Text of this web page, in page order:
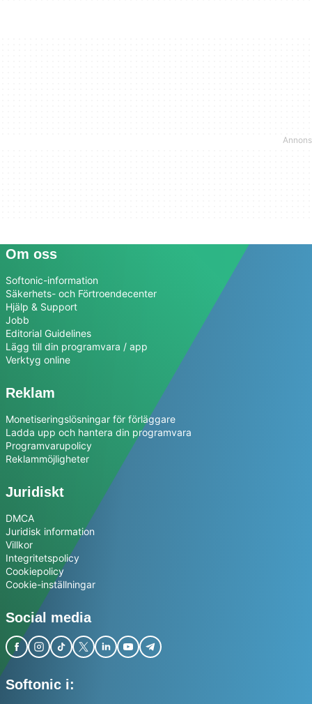
Om oss
Softonic-information
Säkerhets- och Förtroendecenter
Hjälp & Support
Jobb
Editorial Guidelines
Lägg till din programvara / app
Verktyg online
Reklam
Monetiseringslösningar för förläggare
Ladda upp och hantera din programvara
Programvarupolicy
Reklammöjligheter
Juridiskt
DMCA
Juridisk information
Villkor
Integritetspolicy
Cookiepolicy
Cookie-inställningar
Social media
Softonic i: